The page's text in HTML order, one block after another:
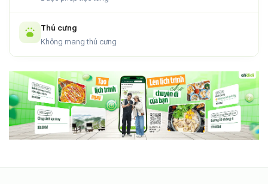
Thú cưng
Không mang thú cưng